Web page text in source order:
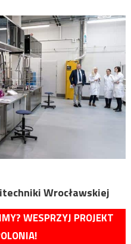
Wrocławskiej
WESPRZYJ PROJEKT